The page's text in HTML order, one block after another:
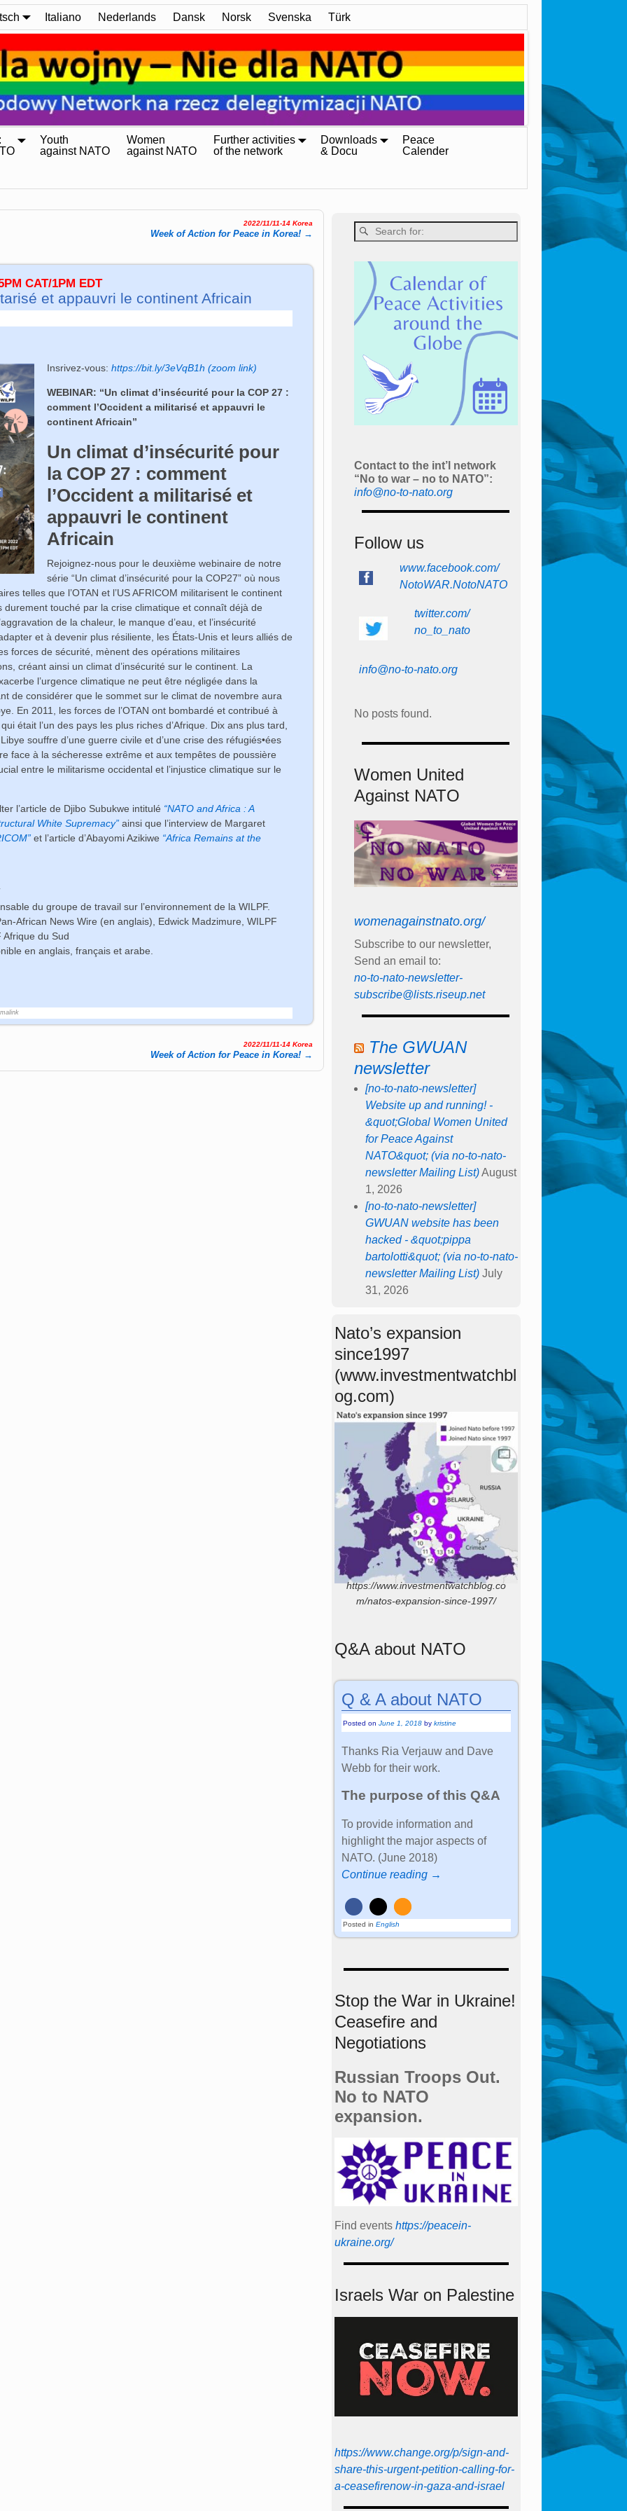
Italiano Nederlands Dansk Norsk Svenska Türk
Youth
against NATO
Women
against NATO
Further activities
of the network
Downloads
& Docu
Peace
Calender
2022/11/11-14 Korea
Week of Action for Peace in Korea! →
CAT/1PM EDT
et appauvri le continent Africain
Insrivez-vous: https://bit.ly/3eVqB1h (zoom link)
WEBINAR: “Un climat d’insécurité pour la COP 27 :
comment l’Occident a militarisé et appauvri le
continent Africain”
Un climat d’insécurité pour
la COP 27 : comment
l’Occident a militarisé et
appauvri le continent
Africain
Rejoignez-nous pour le deuxième webinaire de notre
série “Un climat d’insécurité pour la COP27” où nous
telles que l’OTAN et l’US AFRICOM militarisent le continent
durement touché par la crise climatique et connaît déjà de
de la chaleur, le manque d’eau, et l’insécurité
et à devenir plus résiliente, les États-Unis et leurs alliés de
forces de sécurité, mènent des opérations militaires
créant ainsi un climat d’insécurité sur le continent. La
l’urgence climatique ne peut être négligée dans la
de considérer que le sommet sur le climat de novembre aura
En 2011, les forces de l’OTAN ont bombardé et contribué à
était l’un des pays les plus riches d’Afrique. Dix ans plus tard,
souffre d’une guerre civile et d’une crise des réfugiés•ées
face à la sécheresse extrême et aux tempêtes de poussière
entre le militarisme occidental et l’injustice climatique sur le
l’article de Djibo Subukwe intitulé “NATO and Africa : A
White Supremacy” ainsi que l’interview de Margaret
et l’article d’Abayomi Azikiwe “Africa Remains at the
du groupe de travail sur l’environnement de la WILPF.
African News Wire (en anglais), Edwick Madzimure, WILPF
du Sud
en anglais, français et arabe.
2022/11/11-14 Korea
Week of Action for Peace in Korea! →
Contact to the int’l network
“No to war – no to NATO”:
info@no-to-nato.org
Follow us
www.facebook.com/
NotoWAR.NotoNATO
twitter.com/
no_to_nato
info@no-to-nato.org
No posts found.
Women United
Against NATO
womenagainstnato.org/
Subscribe to our newsletter,
Send an email to:
no-to-nato-newsletter-
subscribe@lists.riseup.net
The GWUAN
newsletter
[no-to-nato-newsletter]
Website up and running! -
&quot;Global Women United
for Peace Against
NATO&quot; (via no-to-nato-
newsletter Mailing List) August
1, 2026
[no-to-nato-newsletter]
GWUAN website has been
hacked - &quot;pippa
bartolotti&quot; (via no-to-nato-
newsletter Mailing List) July
31, 2026
Nato’s expansion
since1997
(www.investmentwatchbl
og.com)
https://www.investmentwatchblog.co
m/natos-expansion-since-1997/
Q&A about NATO
Q & A about NATO
Posted onJune 1, 2018 bykristine
Thanks Ria Verjauw and Dave
Webb for their work.
The purpose of this Q&A
To provide information and
highlight the major aspects of
NATO. (June 2018)
Continue reading →
Posted in English
Stop the War in Ukraine!
Ceasefire and
Negotiations
Russian Troops Out.
No to NATO
expansion.
Find events https://peace­in­
ukraine.org/
Israels War on Palestine
https://www.change.org/p/sign-and-
share-this-urgent-petition-calling-for-
a-ceasefirenow-in-gaza-and-israel